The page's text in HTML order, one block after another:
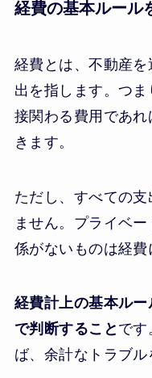
経費の基本ルール
経費とは、不動産
出を指します。つ
接関わる費用であ
きます。
ただし、すべての
ません。プライベ
係がないものは経費
経費計上の基本ルー
で判断すること です
ば、余計なトラブル